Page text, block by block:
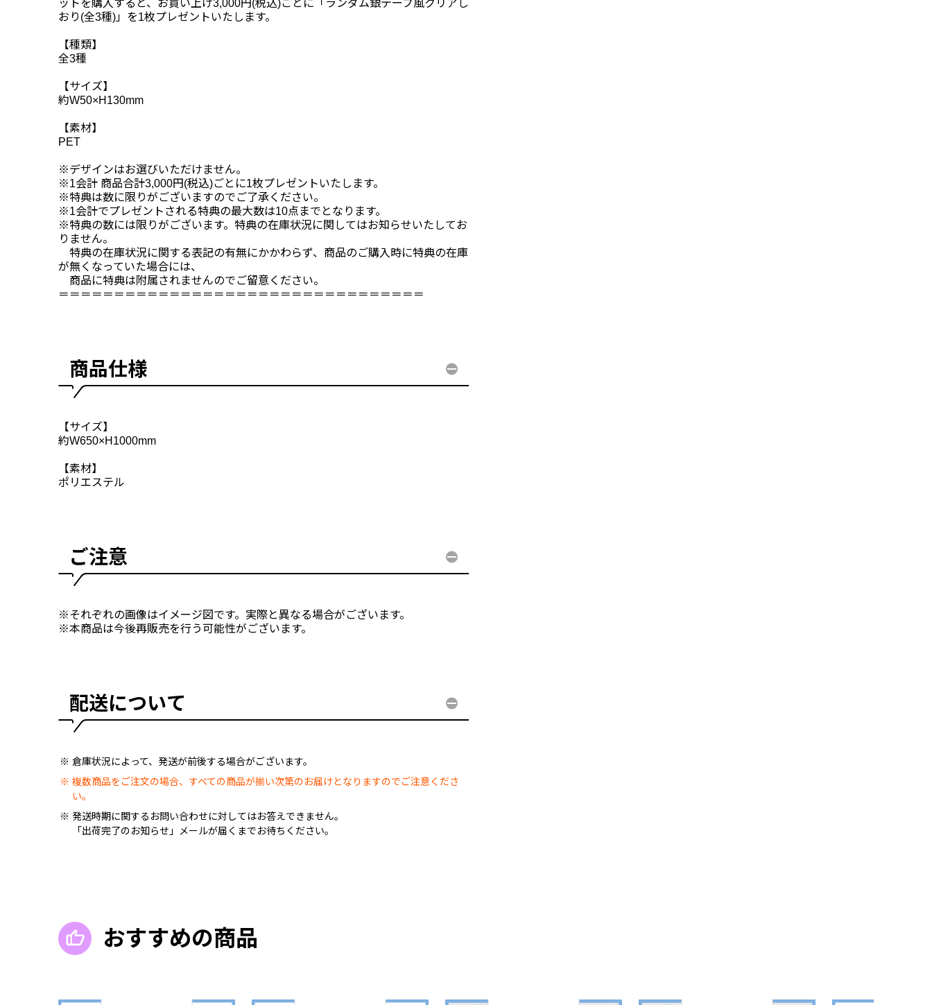
ットを購入すると、お買い上げ3,000円(税込)ごとに「ランダム銀テープ風クリアし
おり(全3種)」を1枚プレゼントいたします。
【種類】
全3種
【サイズ】
約W50×H130mm
【素材】
PET
※デザインはお選びいただけません。
※1会計 商品合計3,000円(税込)ごとに1枚プレゼントいたします。
※特典は数に限りがございますのでご了承ください。
※1会計でプレゼントされる特典の最大数は10点までとなります。
※特典の数には限りがございます。特典の在庫状況に関してはお知らせいたしてお
りません。
特典の在庫状況に関する表記の有無にかかわらず、商品のご購入時に特典の在庫
が無くなっていた場合には、
商品に特典は附属されませんのでご留意ください。
＝＝＝＝＝＝＝＝＝＝＝＝＝＝＝＝＝＝＝＝＝＝＝＝＝＝＝＝＝＝＝＝＝
商品仕様
【サイズ】
約W650×H1000mm
【素材】
ポリエステル
ご注意
※それぞれの画像はイメージ図です。実際と異なる場合がございます。
※本商品は今後再販売を行う可能性がございます。
配送について
倉庫状況によって、発送が前後する場合がございます。
複数商品をご注文の場合、すべての商品が揃い次第のお届けとなりますのでご注意くださ
い。
発送時期に関するお問い合わせに対してはお答えできません。
「出荷完了のお知らせ」メールが届くまでお待ちください。
おすすめの商品